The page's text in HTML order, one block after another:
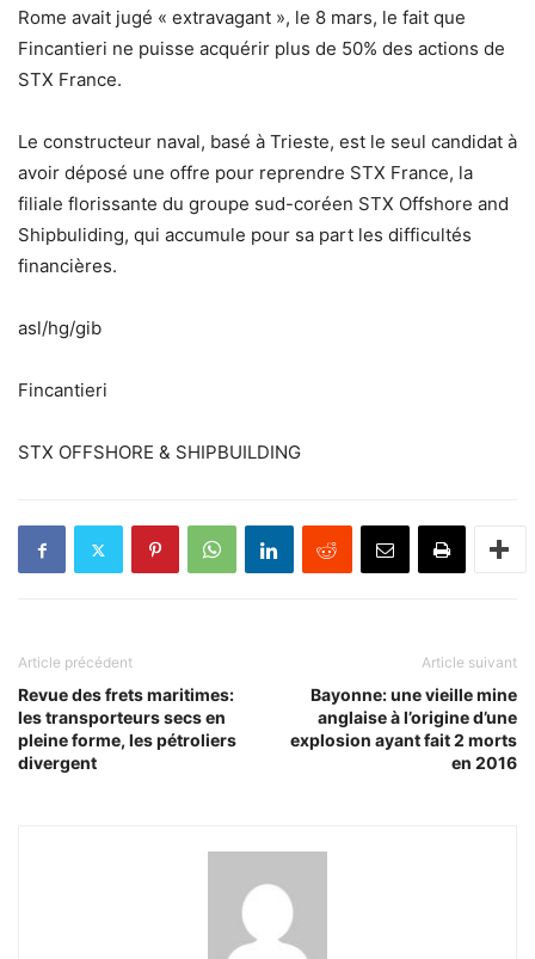
Rome avait jugé « extravagant », le 8 mars, le fait que
Fincantieri ne puisse acquérir plus de 50% des actions de
STX France.
Le constructeur naval, basé à Trieste, est le seul candidat à
avoir déposé une offre pour reprendre STX France, la
filiale florissante du groupe sud-coréen STX Offshore and
Shipbuliding, qui accumule pour sa part les difficultés
financières.
asl/hg/gib
Fincantieri
STX OFFSHORE & SHIPBUILDING
Article précédent
Revue des frets maritimes:
les transporteurs secs en
pleine forme, les pétroliers
divergent
Article suivant
Bayonne: une vieille mine
anglaise à l’origine d’une
explosion ayant fait 2 morts
en 2016